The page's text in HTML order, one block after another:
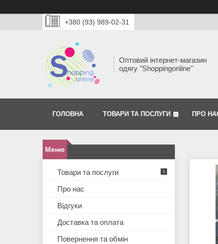
+380 (93) 989-02-31
Оптовий інтернет-магазин
одягу "Shoppingonline"
ГОЛОВНА ТОВАРИ ТА ПОСЛУГИ ПРО
Товари та послуги
Про нас
Відгуки
Доставка та оплата
Повернення та обмін